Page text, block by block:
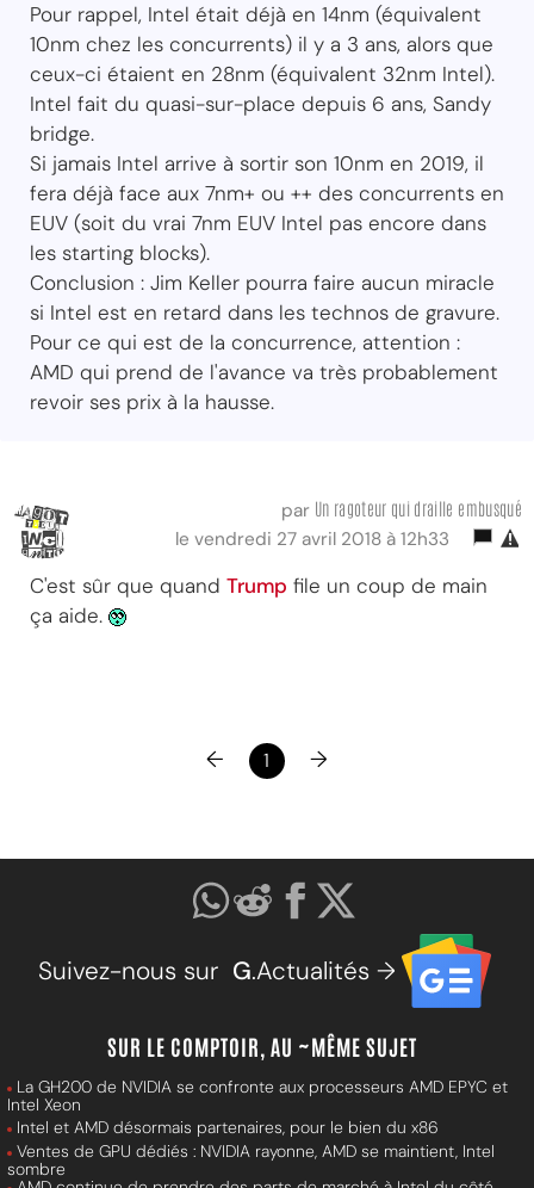
Pour rappel, Intel était déjà en 14nm (équivalent
10nm chez les concurrents) il y a 3 ans, alors que
ceux-ci étaient en 28nm (équivalent 32nm Intel).
Intel fait du quasi-sur-place depuis 6 ans, Sandy
bridge.
Si jamais Intel arrive à sortir son 10nm en 2019, il
fera déjà face aux 7nm+ ou ++ des concurrents en
EUV (soit du vrai 7nm EUV Intel pas encore dans
les starting blocks).
Conclusion : Jim Keller pourra faire aucun miracle
si Intel est en retard dans les technos de gravure.
Pour ce qui est de la concurrence, attention :
AMD qui prend de l'avance va très probablement
revoir ses prix à la hausse.
par Un ragoteur qui draille embusqué
le vendredi 27 avril 2018 à 12h33
C'est sûr que quand Trump file un coup de main
ça aide.
← 1 →
Suivez-nous sur G.Actualités →
SUR LE COMPTOIR, AU ~MÊME SUJET
La GH200 de NVIDIA se confronte aux processeurs AMD EPYC et
Intel Xeon
Intel et AMD désormais partenaires, pour le bien du x86
Ventes de GPU dédiés : NVIDIA rayonne, AMD se maintient, Intel
sombre